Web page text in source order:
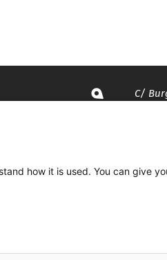
C/
935
how it is used. You can give